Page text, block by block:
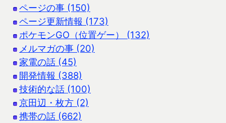
ページの事 (150)
ページ更新情報 (173)
ポケモンGO（位置ゲー） (132)
メルマガの事 (20)
家電の話 (45)
開発情報 (388)
技術的な話 (100)
京田辺・枚方 (2)
携帯の話 (662)